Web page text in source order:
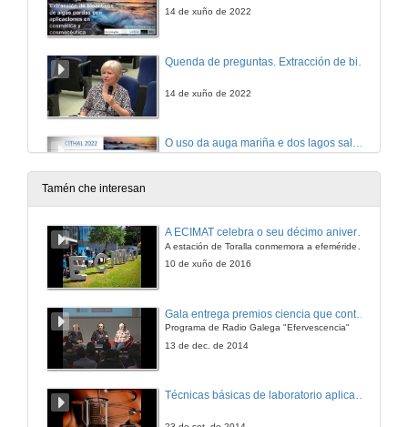
14 de xuño de 2022
14 de xuño de 2022
O uso da auga mariña e dos lagos salgados nos países do sur de América do Sur
14 de xuño de 2022
Conferencia
Tamén che interesan
A ECIMAT celebra o seu décimo aniversario
10 de xuño de 2016
Programa de Radio Galega "Efervescencia"
13 de dec. de 2014
Técnicas básicas de laboratorio aplicadas á bioloxía